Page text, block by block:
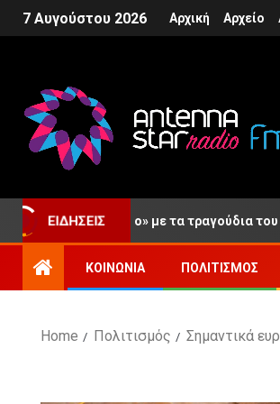
7 Αυγούστου 2026 Αρχική Αρχείο
ΕΙΔΉΣΕΙΣ
«αντίο» με τα τραγούδια του και τον
ΚΟΙΝΩΝΊΑ ΠΟΛΙΤΙΣΜΌΣ
Home Πολιτισμός Σημαντικά